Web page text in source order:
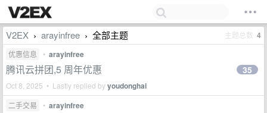
V2EX › arayinfree › 全部主题 主题总数 4
优惠信息 • arayinfree
腾讯云拼团,5 周年优惠
Oct 8, 2025 • Lastly replied byyoudonghai
35
二手交易 • arayinfree